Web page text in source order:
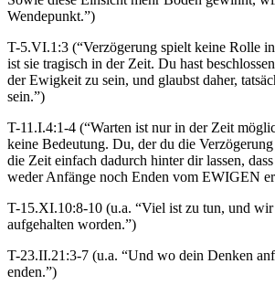
Wendepunkt.”)
T-5.VI.1:3 (“Verzögerung spielt keine Rolle
ist sie tragisch in der Zeit. Du hast
der Ewigkeit zu sein, und glaubst daher,
sein.”)
T-11.I.4:1-4 (“Warten ist nur in der Zeit
keine Bedeutung. Du, der du die
die Zeit einfach dadurch hinter dir lassen,
weder Anfänge noch Enden vom EWIGEN
T-15.XI.10:8-10 (u.a. “Viel ist zu tun, und wir
aufgehalten worden.”)
T-23.II.21:3-7 (u.a. “Und wo dein Denken
enden.”)